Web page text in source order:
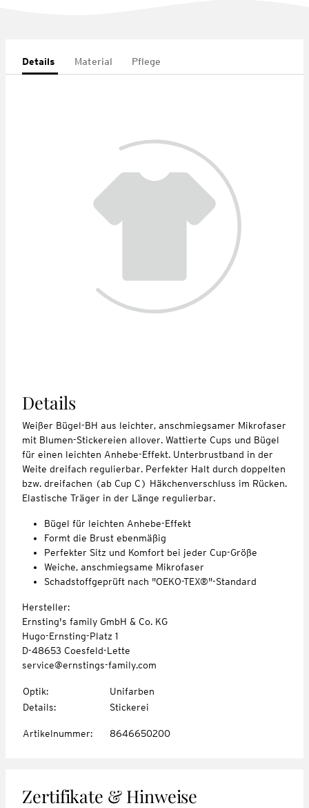
Details Material Pflege
Details
Weißer Bügel-BH aus leichter, anschmiegsamer Mikrofaser
mit Blumen-Stickereien allover. Wattierte Cups und Bügel
für einen leichten Anhebe-Effekt. Unterbrustband in der
Weite dreifach regulierbar. Perfekter Halt durch doppelten
bzw. dreifachen (ab Cup C) Häkchenverschluss im Rücken.
Elastische Träger in der Länge regulierbar.
Bügel für leichten Anhebe-Effekt
Formt die Brust ebenmäßig
Perfekter Sitz und Komfort bei jeder Cup-Größe
Weiche, anschmiegsame Mikrofaser
Schadstoffgeprüft nach "OEKO-TEX®"-Standard
Hersteller:
Ernsting's family GmbH & Co. KG
Hugo-Ernsting-Platz 1
D-48653 Coesfeld-Lette
service@ernstings-family.com
Optik:
Unifarben
Details: Stickerei
Artikelnummer: 8646650200
Zertifikate & Hinweise